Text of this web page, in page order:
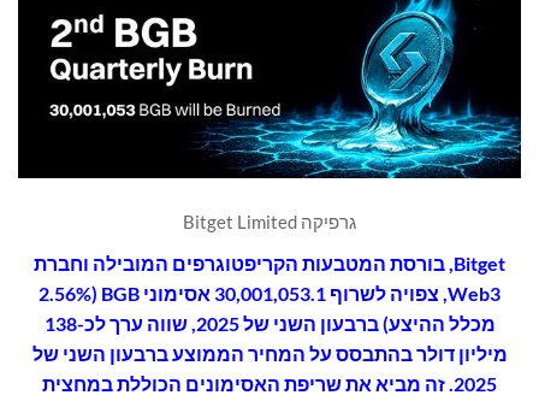
גרפיקה Bitget Limited
Bitget, בורסת המטבעות הקריפטוגרפים המובילה וחברת
Web3, צפויה לשרוף 30,001,053.1 אסימוני BGB (2.56%
מכלל ההיצע) ברבעון השני של 2025, שווה ערך לכ-138
מיליון דולר בהתבסס על המחיר הממוצע ברבעון השני של
2025. זה מביא את שריפת האסימונים הכוללת במחצית